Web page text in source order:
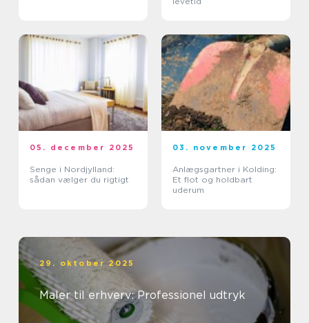
05. december 2025
Senge i Nordjylland:
sådan vælger du rigtigt
03. november 2025
Anlægsgartner i Kolding:
Et flot og holdbart
uderum
29. oktober 2025
Maler til erhverv: Professionel udtryk